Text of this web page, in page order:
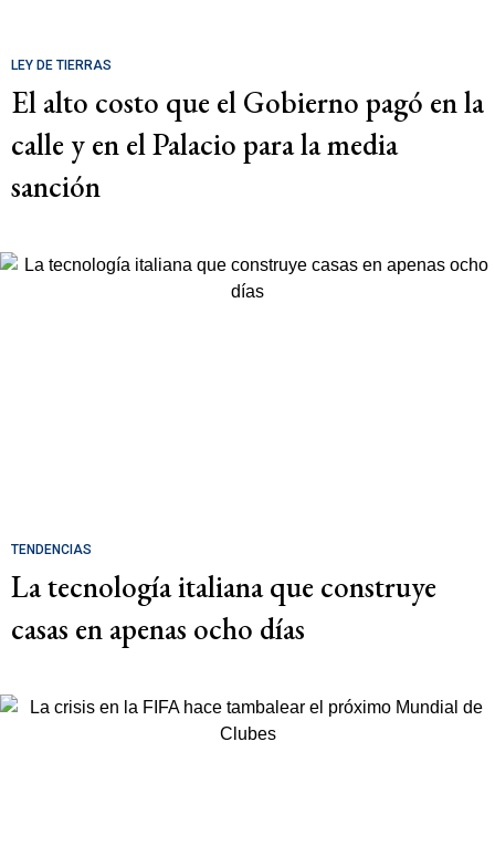
LEY DE TIERRAS
El alto costo que el Gobierno pagó en la
calle y en el Palacio para la media
sanción
TENDENCIAS
La tecnología italiana que construye
casas en apenas ocho días